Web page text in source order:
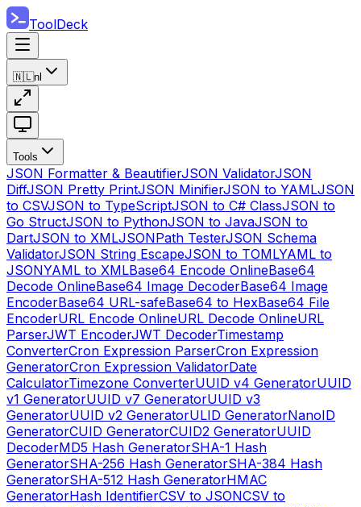
ToolDeck
🇳🇱nl
Tools
JSON Formatter & BeautifierJSON ValidatorJSON
DiffJSON Pretty PrintJSON MinifierJSON to YAMLJSON
to CSVJSON to TypeScriptJSON to C# ClassJSON to
Go StructJSON to PythonJSON to JavaJSON to
DartJSON to XMLJSONPath TesterJSON Schema
ValidatorJSON String EscapeJSON to TOMLYAML to
JSONYAML to XMLBase64 Encode OnlineBase64
Decode OnlineBase64 Image DecoderBase64 Image
EncoderBase64 URL-safeBase64 to HexBase64 File
EncoderURL Encode OnlineURL Decode OnlineURL
ParserJWT EncoderJWT DecoderTimestamp
ConverterCron Expression ParserCron Expression
GeneratorCron Expression ValidatorDate
CalculatorTimezone ConverterUUID v4 GeneratorUUID
v1 GeneratorUUID v7 GeneratorUUID v3
GeneratorUUID v2 GeneratorULID GeneratorNanoID
GeneratorCUID GeneratorCUID2 GeneratorUUID
DecoderMD5 Hash GeneratorSHA-1 Hash
GeneratorSHA-256 Hash GeneratorSHA-384 Hash
GeneratorSHA-512 Hash GeneratorHMAC
GeneratorHash IdentifierCSV to JSONCSV to